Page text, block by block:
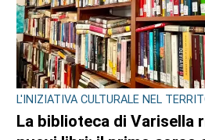
LANZO
Ciclisti travolti a Lanzo,